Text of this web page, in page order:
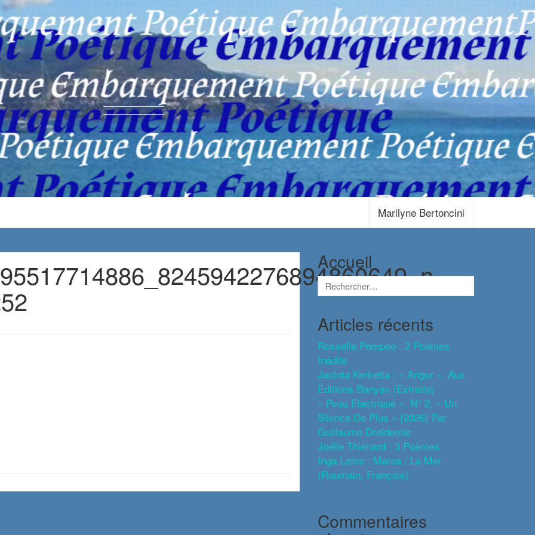
Marilyne Bertoncini
Accueil
Articles récents
Rossella Pompeo : 2 Poèmes
Inédits
Jacinta Kerketta : « Angor », Aux
Éditions Banyan (extraits)
« Peau Électrique », N° 2, « Un
Silence De Plus » (2026) Par
Guillaume Dreidemie
Joëlle Thiénard : 3 Poèmes
Inga Latco : Marea / La Mer
(roumain, Français)
Commentaires